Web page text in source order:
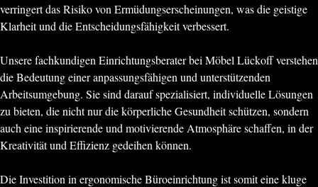
verringert das Risiko von Ermüdungserscheinungen, was die geistige
Klarheit und die Entscheidungsfähigkeit verbessert.
Unsere fachkundigen Einrichtungsberater bei Möbel Lückoff verstehen
die Bedeutung einer anpassungsfähigen und unterstützenden
Arbeitsumgebung. Sie sind darauf spezialisiert, individuelle Lösungen
zu bieten, die nicht nur die körperliche Gesundheit schützen, sondern
auch eine inspirierende und motivierende Atmosphäre schaffen, in der
Kreativität und Effizienz gedeihen können.
Die Investition in ergonomische Büroeinrichtung ist somit eine kluge